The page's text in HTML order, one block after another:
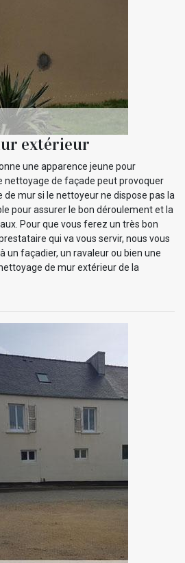
extérieur
une apparence jeune pour
nettoyage de façade peut provoquer
mur si le nettoyeur ne dispose pas la
pour assurer le bon déroulement et la
Pour que vous ferez un très bon
qui va vous servir, nous vous
un façadier, un ravaleur ou bien une
de mur extérieur de la